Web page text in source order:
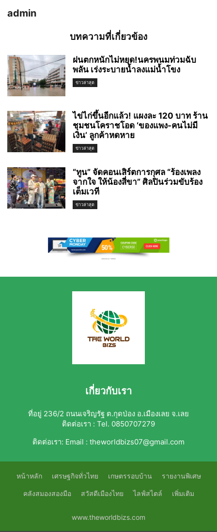
admin
บทความที่เกี่ยวข้อง
ฝนตกหนักไม่หยุด!นครพนมท่วมฉับ
พลัน เร่งระบายน้ำลงแม่น้ำโขง
ข่าวล่าสุด
ไข่ไก่ขึ้นอีกแล้ว! แผงละ 120 บาท ร้าน
ชุมชนโคราชโอด ‘ของแพง-คนไม่มี
เงิน’ ลูกค้าหดหาย
ข่าวล่าสุด
“ทูน” จัดคอนเสิร์ตการกุศล “ร้องเพลง
จากใจ ให้น้องสี่ขา” ศิลปินร่วมขับร้อง
เต็มเวที
ข่าวล่าสุด
เกี่ยวกับเรา
ที่อยู่ 236/2 ถนนเจริญรัฐ ต.กุดป่อง อ.เมืองเลย จ.เลย
ติดต่อเรา : Tel. 0850707279
ติดต่อเรา: Email : theworldbizs07@gmail.com
หน้าหลัก เศรษฐกิจทั่วไทย เกษตรรอบบ้าน รายงานพิเศษ
คลังสมองสองมือ สวัสดีเมืองไทย ไลฟ์สไตล์ เพิ่มเติม
www.theworldbizs.com